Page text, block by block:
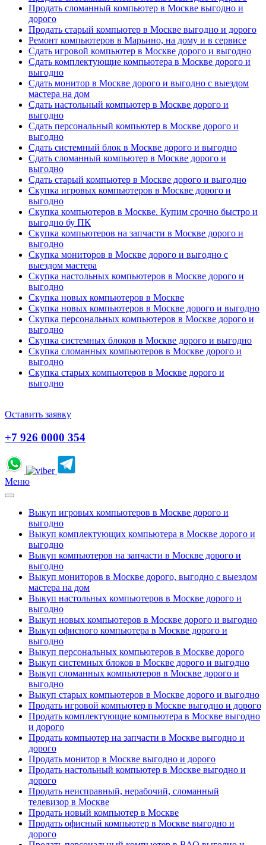
Продать сломанный компьютер в Москве выгодно и
дорого
Продать старый компьютер в Москве выгодно и дорого
Ремонт компьютеров в Марьино, на дому и в сервисе
Сдать игровой компьютер в Москве дорого и выгодно
Сдать комплектующие компьютера в Москве дорого и
выгодно
Сдать монитор в Москве дорого и выгодно с выездом
мастера на дом
Сдать настольный компьютер в Москве дорого и
выгодно
Сдать персональный компьютер в Москве дорого и
выгодно
Сдать системный блок в Москве дорого и выгодно
Сдать сломанный компьютер в Москве дорого и
выгодно
Сдать старый компьютер в Москве дорого и выгодно
Скупка игровых компьютеров в Москве дорого и
выгодно
Скупка компьютеров в Москве. Купим срочно быстро и
выгодно бу ПК
Скупка компьютеров на запчасти в Москве дорого и
выгодно
Скупка мониторов в Москве дорого и выгодно с
выездом мастера
Скупка настольных компьютеров в Москве дорого и
выгодно
Скупка новых компьютеров в Москве
Скупка новых компьютеров в Москве дорого и выгодно
Скупка персональных компьютеров в Москве дорого и
выгодно
Скупка системных блоков в Москве дорого и выгодно
Скупка сломанных компьютеров в Москве дорого и
выгодно
Скупка старых компьютеров в Москве дорого и
выгодно
Оставить заявку
+7 926 0000 354
Меню
Выкуп игровых компьютеров в Москве дорого и
выгодно
Выкуп комплектующих компьютера в Москве дорого и
выгодно
Выкуп компьютеров на запчасти в Москве дорого и
выгодно
Выкуп мониторов в Москве дорого, выгодно с выездом
мастера на дом
Выкуп настольных компьютеров в Москве дорого и
выгодно
Выкуп новых компьютеров в Москве дорого и выгодно
Выкуп офисного компьютера в Москве дорого и
выгодно
Выкуп персональных компьютеров в Москве дорого
Выкуп системных блоков в Москве дорого и выгодно
Выкуп сломанных компьютеров в Москве дорого и
выгодно
Выкуп старых компьютеров в Москве дорого и выгодно
Продать игровой компьютер в Москве выгодно и дорого
Продать комплектующие компьютера в Москве выгодно
и дорого
Продать компьютер на запчасти в Москве выгодно и
дорого
Продать монитор в Москве выгодно и дорого
Продать настольный компьютер в Москве выгодно и
дорого
Продать неисправный, нерабочий, сломанный
телевизор в Москве
Продать новый компьютер в Москве
Продать офисный компьютер в Москве выгодно и
дорого